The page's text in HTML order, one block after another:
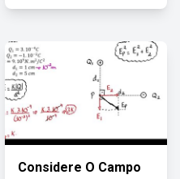
Considere O Campo